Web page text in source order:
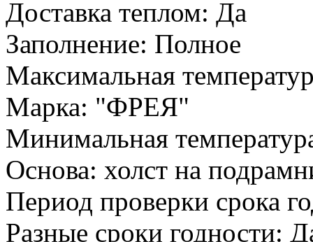
Доставка теплом: Да
Заполнение: Полное
Максимальная
Марка: "ФРЕЯ"
Минимальная
Основа: холст на
Период проверки срока
Разные сроки годности: